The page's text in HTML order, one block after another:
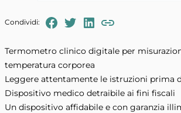
Condividi: FaceBook
TwitterLinkedIn
Termometro clinico digitale per
temperatura corporea
Leggere attentamente le istruzioni prima
Dispositivo medico detraibile ai fini fiscali
Un dispositivo affidabile e con garanzia